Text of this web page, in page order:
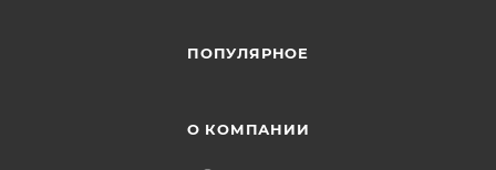
ПОПУЛЯРНОЕ
О КОМПАНИИ